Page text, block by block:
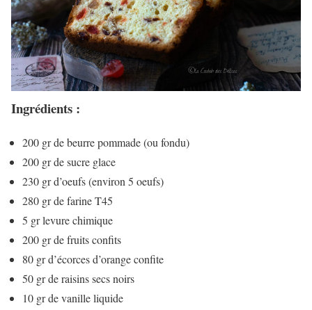
Ingrédients :
200 gr de beurre pommade (ou fondu)
200 gr de sucre glace
230 gr d’oeufs (environ 5 oeufs)
280 gr de farine T45
5 gr levure chimique
200 gr de fruits confits
80 gr d’écorces d’orange confite
50 gr de raisins secs noirs
10 gr de vanille liquide